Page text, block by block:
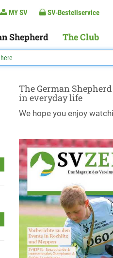
MY SV SV-Bestellservice
Shepherd The Club
The German
in everyday life
We hope you enjoy